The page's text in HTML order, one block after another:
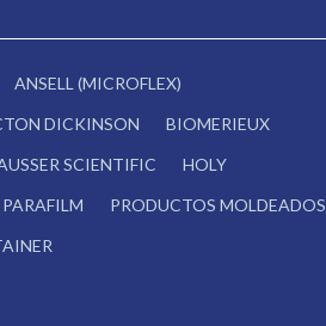
ANSELL (MICROFLEX)
DICKINSON
BIOMERIEUX
SCIENTIFIC
HOLY
PARAFILM
PRODUCTOS MOLDEADOS